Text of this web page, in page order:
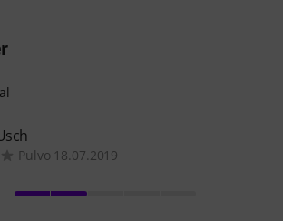
Pulvo 18.07.2019